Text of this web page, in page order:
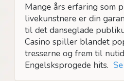
Mange års erfaring som
livekunstnere er din
til det danseglade
Casino spiller blandet
tresserne og frem til
Engelsksprogede hits.